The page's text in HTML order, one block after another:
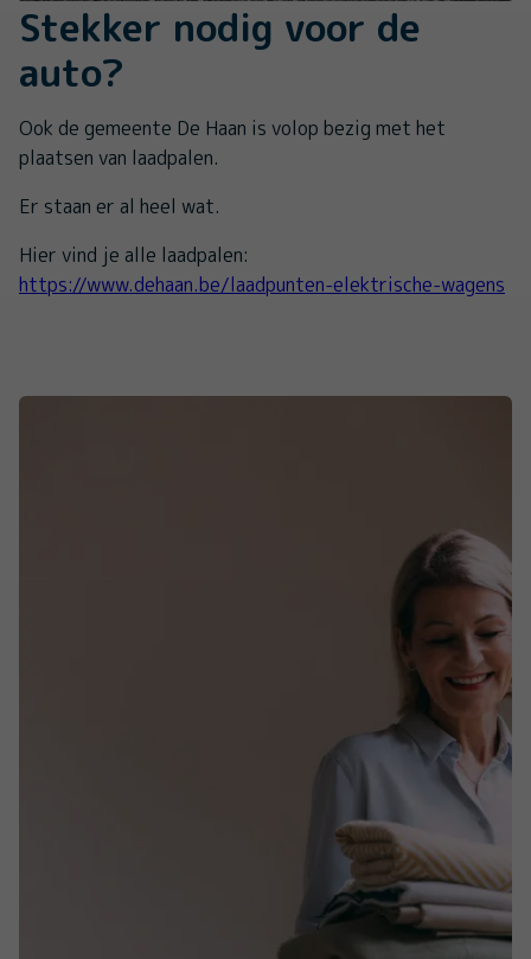
Stekker nodig voor de
auto?
Ook de gemeente De Haan is volop bezig met het
plaatsen van laadpalen.
Er staan er al heel wat.
Hier vind je alle laadpalen:
https://www.dehaan.be/laadpunten-elektrische-wagens